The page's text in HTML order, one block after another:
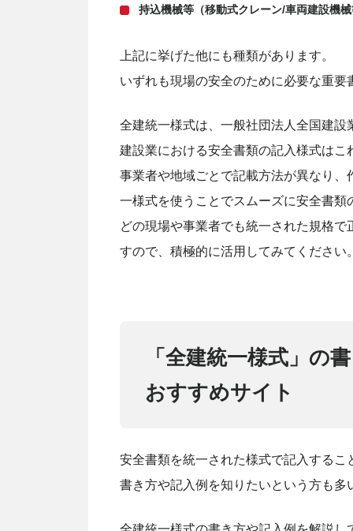
持込機械等（移動式クレーン/車両建設機
上記に挙げた他にも種類があります。
いずれも現場の安全のために必要な重要
全建統一様式は、一般社団法人全国建
建設業における安全書類の記入様式は
事業者や地域ごとで記載方法が異なり
一様式を使うことでスムーズに安全書
どの現場や事業者でも統一された規格
すので、積極的に活用してみてください
「全建統一様式」の
おすすめサイト
安全書類を統一された様式で記入するこ
書き方や記入例を知りたいという方も多